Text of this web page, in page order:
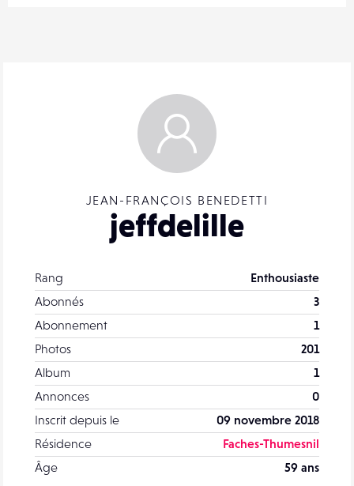
JEAN-FRANÇOIS BENEDETTI
jeffdelille
Rang
Enthousiaste
Abonnés
3
Abonnement
1
Photos
201
Album
1
Annonces
0
Inscrit depuis le
09 novembre 2018
Résidence
Faches-Thumesnil
Âge
59 ans